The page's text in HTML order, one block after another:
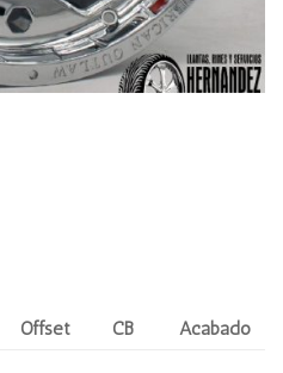
Offset CB Acabado